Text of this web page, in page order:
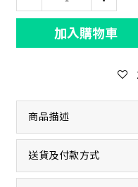
加入購物車
商品描述
送貨及付款方式